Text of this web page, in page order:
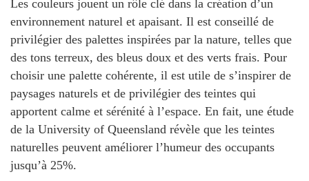
Les couleurs jouent un rôle clé dans la création d’un
environnement naturel et apaisant. Il est conseillé de
privilégier des palettes inspirées par la nature, telles que
des tons terreux, des bleus doux et des verts frais. Pour
choisir une palette cohérente, il est utile de s’inspirer de
paysages naturels et de privilégier des teintes qui
apportent calme et sérénité à l’espace. En fait, une étude
de la University of Queensland révèle que les teintes
naturelles peuvent améliorer l’humeur des occupants
jusqu’à 25%.